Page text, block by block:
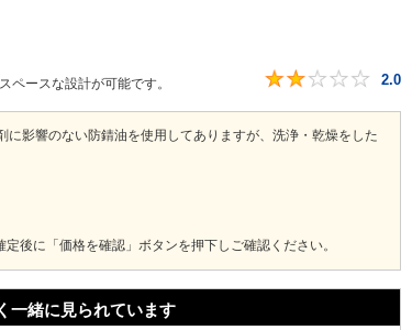
ペースな設計が可能です。 2.0
影響のない防錆油を使用してありますが、洗浄・乾燥をした
後に「価格を確認」ボタンを押下しご確認ください。
一緒に見られています